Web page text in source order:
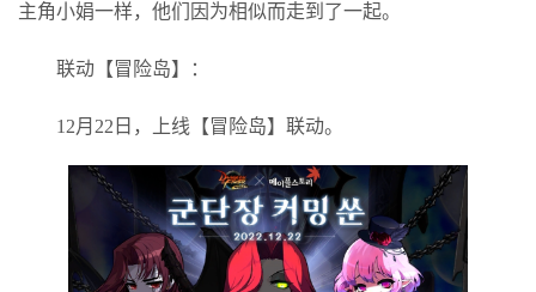
主角小娟一样，他们因为相似而走到了一起。
联动【冒险岛】：
12月22日，上线【冒险岛】联动。